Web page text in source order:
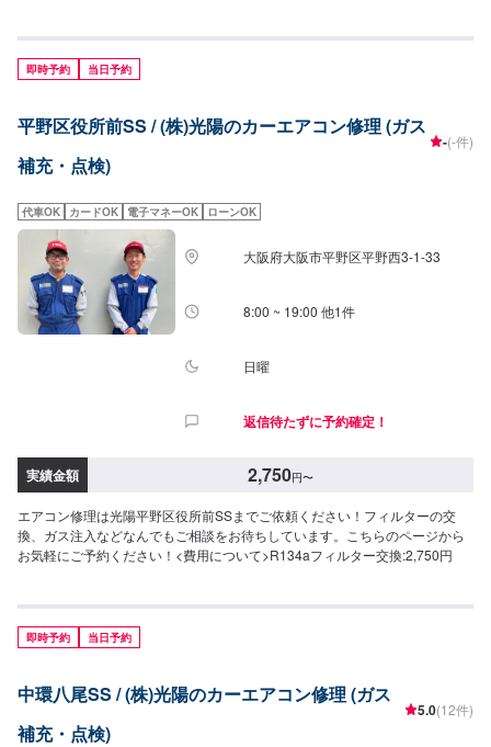
即時予約 当日予約
平野区役所前SS / (株)光陽のカーエアコン修理 (ガス
補充・点検)
-(-件)
代車OK カードOK 電子マネーOK ローンOK
大阪府大阪市平野区平野西3-1-33
8:00 ~ 19:00 他1件
日曜
返信待たずに予約確定！
実績金額 2,750円〜
エアコン修理は光陽平野区役所前SSまでご依頼ください！フィルターの交
換、ガス注入などなんでもご相談をお待ちしています。こちらのページから
お気軽にご予約ください！<費用について>R134aフィルター交換:2,750円
即時予約 当日予約
中環八尾SS / (株)光陽のカーエアコン修理 (ガス
補充・点検)
5.0(12件)